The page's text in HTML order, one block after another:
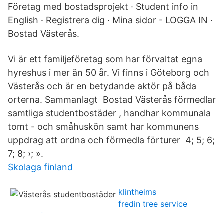
Företag med bostadsprojekt · Student info in
English · Registrera dig · Mina sidor - LOGGA IN ·
Bostad Västerås.
Vi är ett familjeföretag som har förvaltat egna
hyreshus i mer än 50 år. Vi finns i Göteborg och
Västerås och är en betydande aktör på båda
orterna. Sammanlagt Bostad Västerås förmedlar
samtliga studentbostäder , handhar kommunala
tomt - och småhuskön samt har kommunens
uppdrag att ordna och förmedla förturer 4; 5; 6;
7; 8; ›; ».
Skolaga finland
klintheims
fredin tree service